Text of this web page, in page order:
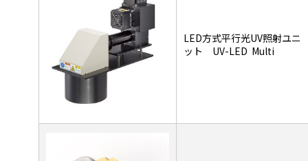
LED方式平行光UV照射ユニ
ット UV-LED Multi